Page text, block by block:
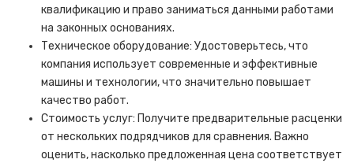
квалификацию и право заниматься данными работами
на законных основаниях.
Техническое оборудование: Удостоверьтесь, что
компания использует современные и эффективные
машины и технологии, что значительно повышает
качество работ.
Стоимость услуг: Получите предварительные расценки
от нескольких подрядчиков для сравнения. Важно
оценить, насколько предложенная цена соответствует